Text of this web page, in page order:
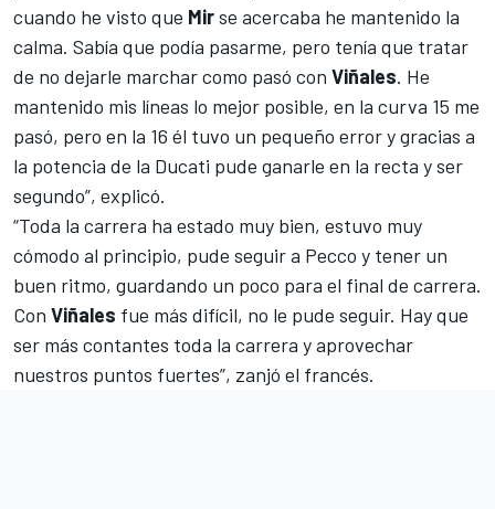
cuando he visto que Mirse acercaba he mantenido la
calma. Sabía que podía pasarme, pero tenía que tratar
de no dejarle marchar como pasó con Viñales. He
mantenido mis líneas lo mejor posible, en la curva 15 me
pasó, pero en la 16 él tuvo un pequeño error y gracias a
la potencia de la Ducati pude ganarle en la recta y ser
segundo”, explicó.
“Toda la carrera ha estado muy bien, estuvo muy
cómodo al principio, pude seguir a Pecco y tener un
buen ritmo, guardando un poco para el final de carrera.
Con Viñales fue más difícil, no le pude seguir. Hay que
ser más contantes toda la carrera y aprovechar
nuestros puntos fuertes”, zanjó el francés.